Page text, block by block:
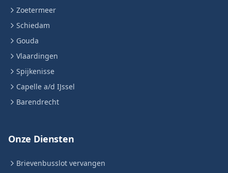
Zoetermeer
Schiedam
Gouda
Vlaardingen
Spijkenisse
Capelle a/d IJssel
Barendrecht
Onze Diensten
Brievenbusslot vervangen